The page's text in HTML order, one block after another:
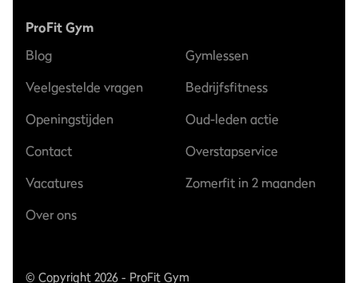
ProFit Gym
Blog
Veelgestelde vragen
Openingstijden
Contact
Vacatures
Over ons
Gymlessen
Bedrijfsfitness
Oud-leden actie
Overstapservice
Zomerfit in 2 maanden
© Copyright 2026 - ProFit Gym